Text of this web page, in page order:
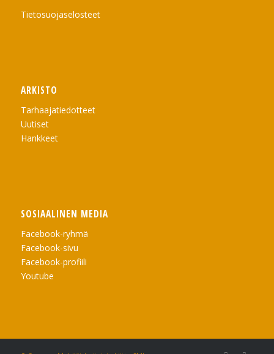
Tietosuojaselosteet
ARKISTO
Tarhaajatiedotteet
Uutiset
Hankkeet
SOSIAALINEN MEDIA
Facebook-ryhmä
Facebook-sivu
Facebook-profiili
Youtube